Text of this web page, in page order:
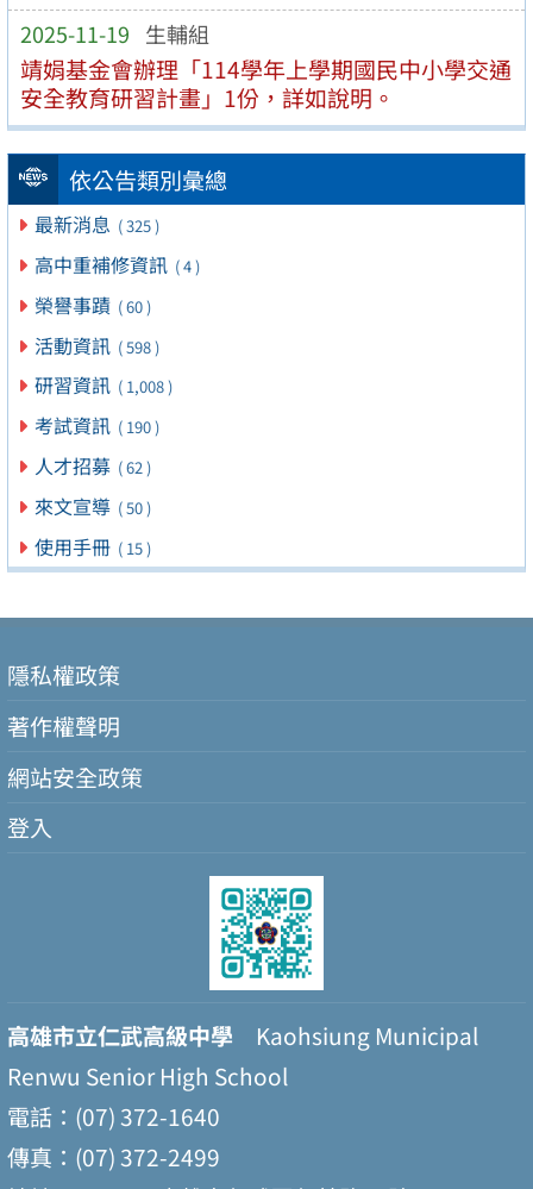
2025-11-19 生輔組
靖娟基金會辦理「114學年上學期國民中小學交通
安全教育研習計畫」1份，詳如說明。
依公告類別彙總
最新消息 ( 325 )
高中重補修資訊 ( 4 )
榮譽事蹟 ( 60 )
活動資訊 ( 598 )
研習資訊 ( 1,008 )
考試資訊 ( 190 )
人才招募 ( 62 )
來文宣導 ( 50 )
使用手冊 ( 15 )
隱私權政策
著作權聲明
網站安全政策
登入
高雄市立仁武高級中學 Kaohsiung Municipal
Renwu Senior High School
電話：(07) 372-1640
傳真：(07) 372-2499